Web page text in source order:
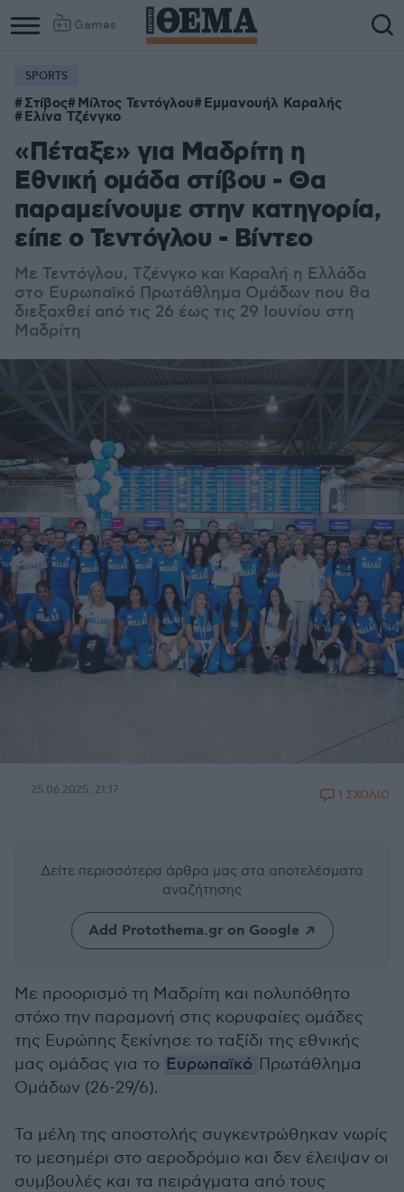
Games
SPORTS
Στίβος Μίλτος Τεντόγλου Εμμανουήλ Καραλής
Ελίνα Τζένγκο
«Πέταξε» για Μαδρίτη η
Εθνική ομάδα στίβου - Θα
παραμείνουμε στην κατηγορία,
είπε ο Τεντόγλου - Βίντεο
Με Τεντόγλου, Τζένγκο και Καραλή η Ελλάδα
στο Ευρωπαϊκό Πρωτάθλημα Ομάδων που θα
διεξαχθεί από τις 26 έως τις 29 Ιουνίου στη
Μαδρίτη
25.06.2025, 21:17 1 ΣΧΟΛΙΟ
Δείτε περισσότερα άρθρα μας στα αποτελέσματα
αναζήτησης
Add Protothema.gr on Google
Με προορισμό τη Μαδρίτη και πολυπόθητο
στόχο την παραμονή στις κορυφαίες ομάδες
της Ευρώπης ξεκίνησε το ταξίδι της εθνικής
μας ομάδας για το Ευρωπαϊκό Πρωτάθλημα
Ομάδων (26-29/6).
Τα μέλη της αποστολής συγκεντρώθηκαν νωρίς
το μεσημέρι στο αεροδρόμιο και δεν έλειψαν οι
συμβουλές και τα πειράγματα από τους